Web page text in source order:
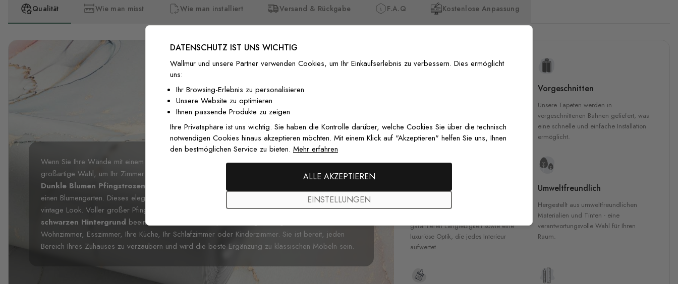
Qualität Wie man misst Wie man installiert Versand & Rückgabe F.A.Q Kostenlose Anpassung
Wenn Sie Ihre Wände mit einem floralen Design schmücken möchten, ist unsere Fototapete eine
großartige Wahl, um Ihr Zimmer mit diesem wunderschönen Tapetendesign zu verzieren. Unsere
Dunkle Blumen Pfingstrosen Bouquet Fototapete
einen Blumengarten. Dieses elegante Design verleiht dem Raum gleichzeitig einen modernen und
vintage Look. Voller großer Pfingstrosenblumen wird es Sie und Ihre Besuchervor dem
schwarzen Hintergrund beeindrucken. Diese Fototapete ist ein großartiges Stück für Ihr
Wohnzimmer, Esszimmer, Ihre Küche, Ihr Schlafzimmer oder Kinderzimmer. Sie ist bereit, jeden
Bereich Ihres Zuhauses zu verzaubern und wird die beste Ergänzung zu klassischen Möbeln sein.
zertifizierten Tinten für garantierte
Sicherheit in Innenräumen.
Vorgeschnitten
Unsere Tapeten werden in
vorgeschnittenen Bahnen geliefert, was
eine schnelle und einfache Installation
ermöglicht.
Hochwertige Materialien
garantieren Langlebigkeit sowie eine
luxuriöse Optik, die jedes Interieur
aufwertet.
Umweltfreundlich
Hergestellt aus umweltfreundlichen
Materialien und Tinten - eine
verantwortungsvolle Wahl für Ihren
Raum.
DATENSCHUTZ IST UNS WICHTIG
Wallmur und unsere Partner verwenden Cookies, um Ihr Einkaufserlebnis zu verbessern. Dies ermöglicht
uns:
Ihr Browsing-Erlebnis zu personalisieren
Unsere Website zu optimieren
Ihnen passende Produkte zu zeigen
Ihre Privatsphäre ist uns wichtig. Sie haben die Kontrolle darüber, welche Cookies Sie über die technisch
notwendigen Cookies hinaus akzeptieren möchten. Mit einem Klick auf "Akzeptieren" helfen Sie uns, Ihnen
den bestmöglichen Service zu bieten. Mehr erfahren
ALLE AKZEPTIEREN
EINSTELLUNGEN